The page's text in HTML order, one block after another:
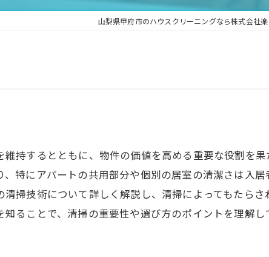
山梨県甲府市のハウスクリーニングなら株式会社
持するとともに、物件の価値を高める重要な役割を
特にアパートの共用部分や個別の居室の清潔さは入
掃技術について詳しく解説し、清掃によってもたら
ることで、清掃の重要性や選び方のポイントを理解し